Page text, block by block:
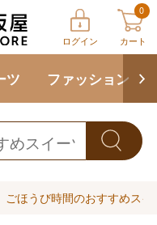
ログイン
0
カート
ツ ファッション
ごほうび時間のおすすめスイ